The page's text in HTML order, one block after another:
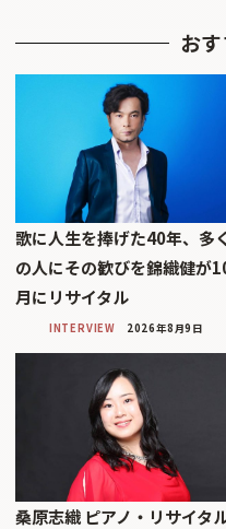
お
歌に人生を捧げた40年、多く
の人にその歓びを錦織健が
月にリサイタル
INTERVIEW 2026年8月9日
桑原志織 ピアノ・リサイタ